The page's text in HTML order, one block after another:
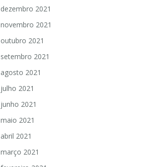
dezembro 2021
novembro 2021
outubro 2021
setembro 2021
agosto 2021
julho 2021
junho 2021
maio 2021
abril 2021
março 2021